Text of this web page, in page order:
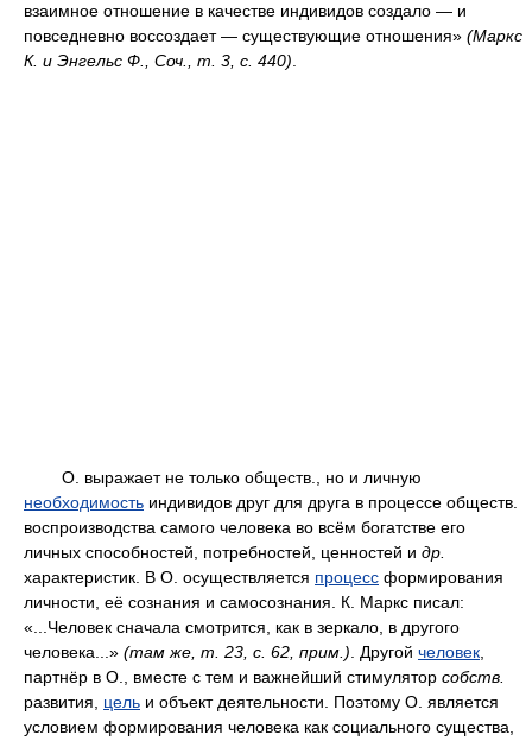
взаимное отношение в качестве индивидов создало — и
повседневно воссоздает — существующие отношения» (Маркс
К. и Энгельс Ф., Соч., т. 3, с. 440)
О. выражает не только обществ., но и личную
необходимость индивидов друг для друга в процессе обществ.
воспроизводства самого человека во всём богатстве его
личных способностей, потребностей, ценностей и др.
характеристик. В О. осуществляется процесс формирования
личности, её сознания и самосознания. К. Маркс писал:
«...Человек сначала смотрится, как в зеркало, в другого
человека...» (там же, т. 23, с. 62, прим. ) . Другой человек
партнёр в О., вместе с тем и важнейший стимулятор собств.
развития, цель и объект деятельности. Поэтому О. является
условием формирования человека как социального существа,